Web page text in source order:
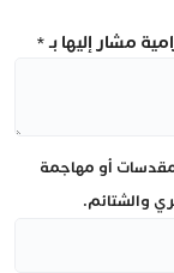
مشار إليها بـ*
أو مهاجمة
والشتائم.